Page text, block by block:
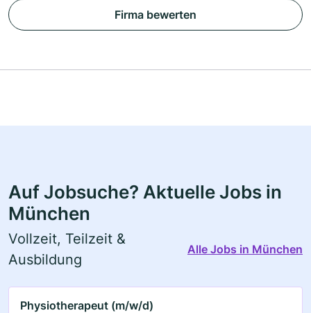
Firma bewerten
Auf Jobsuche? Aktuelle Jobs in
München
Vollzeit, Teilzeit &
Ausbildung
Alle Jobs in München
Physiotherapeut (m/w/d)